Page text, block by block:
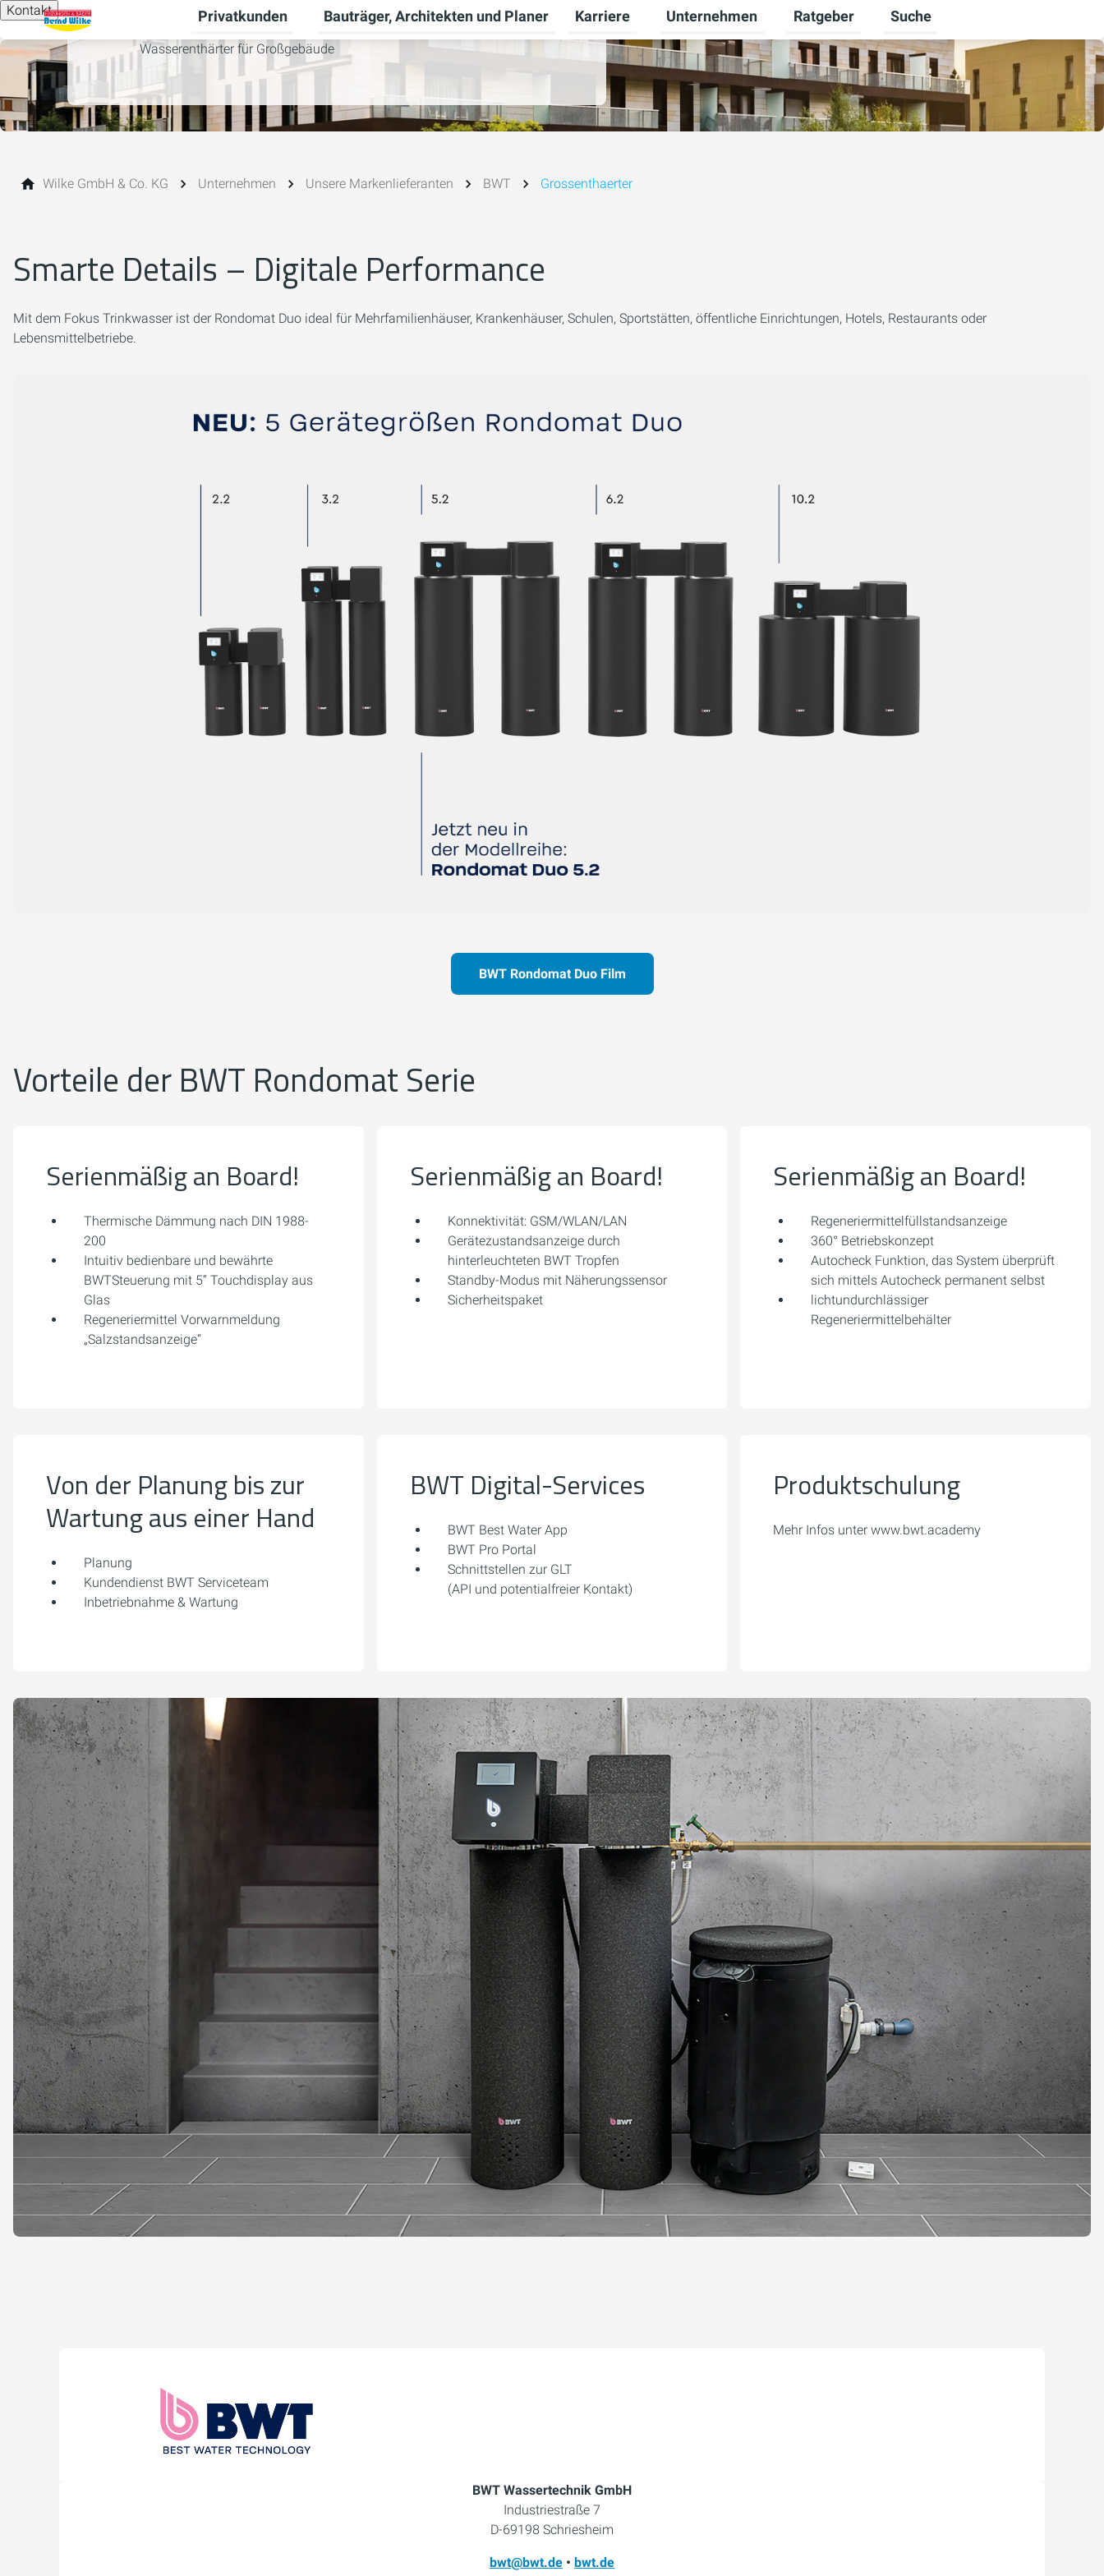
Kontakt Privatkunden
Untermenü für Privatkunden umschalten
Bauträger, Architekten und Planer Karriere
Untermenü für Karriere umschalten
Unternehmen
Untermenü für Unternehmen umschalten
Ratgeber
Untermenü für Ratgeber
Suche
Wasserenthärter für Großgebäude
Wilke GmbH & Co. KG Unternehmen Unsere Markenlieferanten BWT Grossenthaerter
Smarte Details – Digitale Performance
Mit dem Fokus Trinkwasser ist der Rondomat Duo ideal für Mehrfamilienhäuser, Krankenhäuser, Schulen, Sportstätten, öffentliche Einrichtungen, Hotels, Restaurants oder
Lebensmittelbetriebe.
BWT Rondomat Duo Film
Vorteile der BWT Rondomat Serie
Serienmäßig an Board!
Thermische Dämmung nach DIN 1988-
200
Intuitiv bedienbare und bewährte
BWTSteuerung mit 5“ Touchdisplay aus
Glas
Regeneriermittel Vorwarnmeldung
„Salzstandsanzeige“
Serienmäßig an Board!
Konnektivität: GSM/WLAN/LAN
Gerätezustandsanzeige durch
hinterleuchteten BWT Tropfen
Standby-Modus mit Näherungssensor
Sicherheitspaket
Serienmäßig an Board!
Regeneriermittelfüllstandsanzeige
360° Betriebskonzept
Autocheck Funktion, das System überprüft
sich mittels Autocheck permanent selbst
lichtundurchlässiger
Regeneriermittelbehälter
Von der Planung bis zur
Wartung aus einer Hand
Planung
Kundendienst BWT Serviceteam
Inbetriebnahme & Wartung
BWT Digital-Services
BWT Best Water App
BWT Pro Portal
Schnittstellen zur GLT
(API und potentialfreier Kontakt)
Produktschulung
Mehr Infos unter www.bwt.academy
BWT Wassertechnik GmbH
Industriestraße 7
D-69198 Schriesheim
bwt@bwt.de • bwt.de